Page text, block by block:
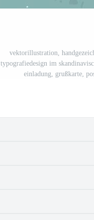
vektorillustration,
typografiedesign im
einladung, grußkarte,